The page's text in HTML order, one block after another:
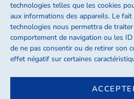
technologies telles que les cookies
aux informations des appareils. Le fait
technologies nous permettra de
comportement de navigation ou les
de ne pas consentir ou de retirer son
effet négatif sur certaines
6 Boulevard de Pesaro
contact@axiva.org